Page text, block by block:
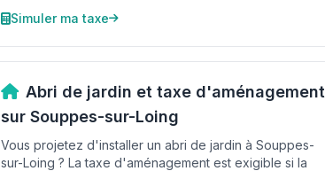
Simuler ma taxe
Abri de jardin et taxe d'aménagement
sur Souppes-sur-Loing
Vous projetez d'installer un abri de jardin à Souppes-
sur-Loing ? La taxe d'aménagement est exigible si la